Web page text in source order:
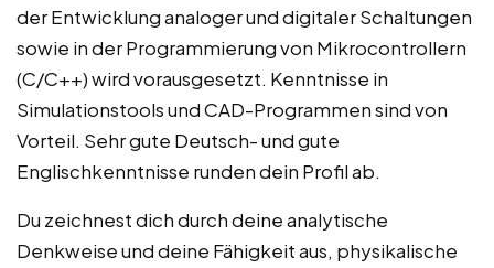
der Entwicklung analoger und digitaler Schaltungen
sowie in der Programmierung von Mikrocontrollern
(C/C++) wird vorausgesetzt. Kenntnisse in
Simulationstools und CAD-Programmen sind von
Vorteil. Sehr gute Deutsch- und gute
Englischkenntnisse runden dein Profil ab.
Du zeichnest dich durch deine analytische
Denkweise und deine Fähigkeit aus, physikalische